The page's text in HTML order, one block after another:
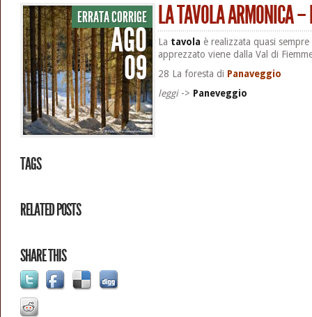
ERRATA CORRIGE
AGO
09
TAGS
RELATED POSTS
SHARE THIS
LA TAVOLA ARMONICA
La tavola è realizzata quasi
apprezzato viene dalla Val di
28 La foresta di Panaveggio
leggi-> Paneveggio